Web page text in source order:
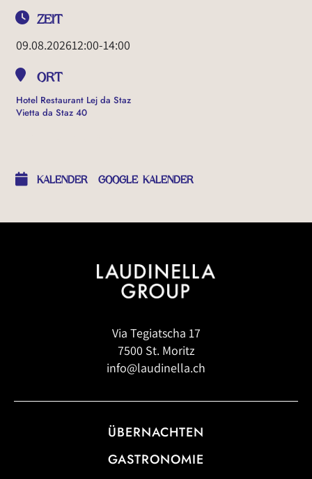
ZEIT
09.08.202612:00-14:00
ORT
Hotel Restaurant Lej da Staz
Vietta da Staz 40
KALENDER GOOGLE KALENDER
Via Tegiatscha 17
7500 St. Moritz
info@laudinella.ch
ÜBERNACHTEN
GASTRONOMIE